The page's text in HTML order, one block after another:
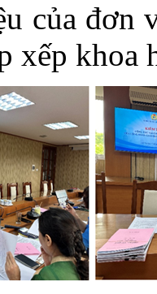
của đơn
xếp khoa